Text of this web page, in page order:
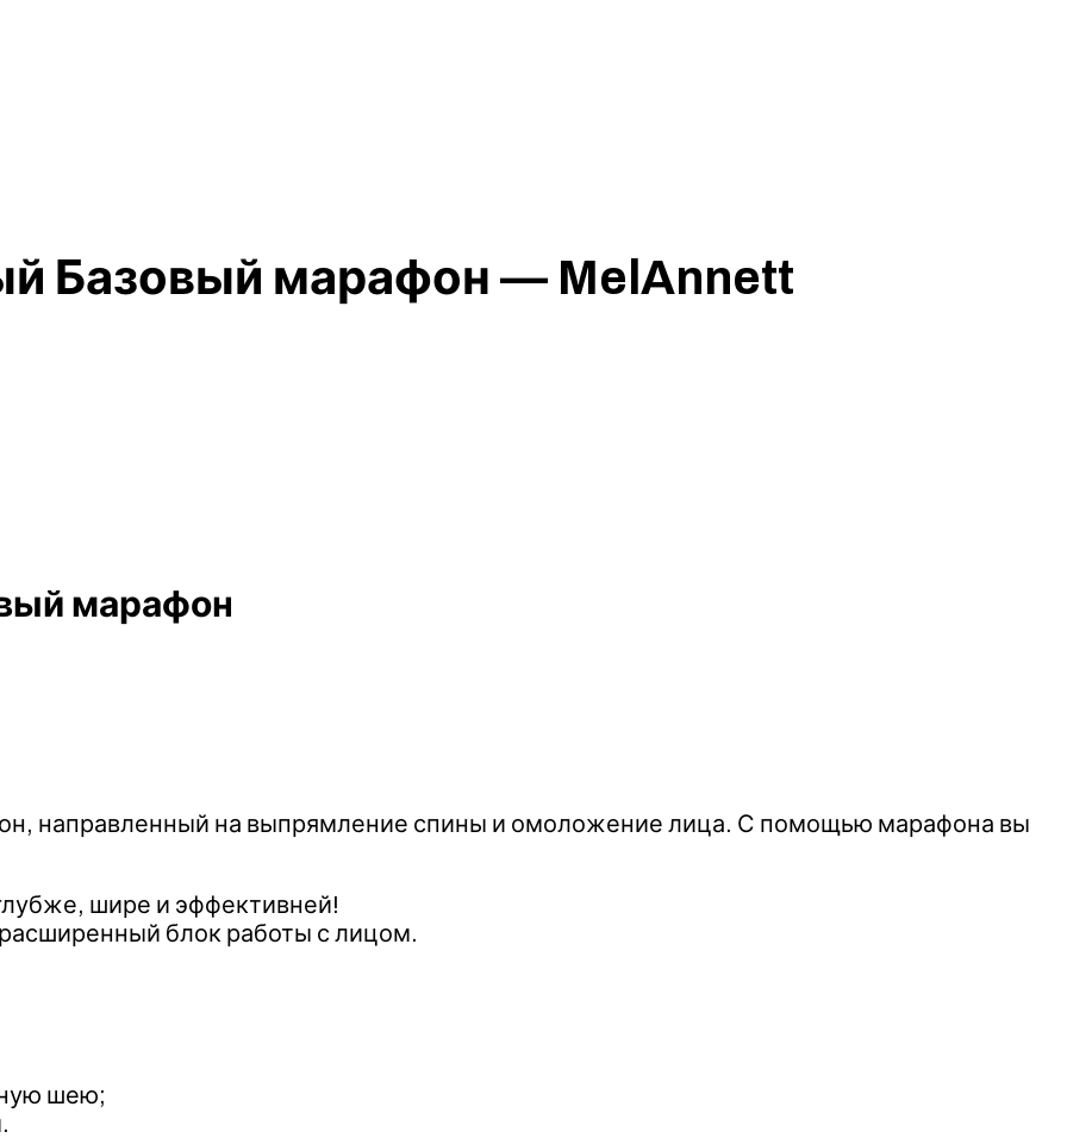
Базовый марафон — MelAnnett
марафон
направленный на выпрямление спины и омоложение лица. С помощью марафона вы
шире и эффективней!
блок работы с лицом.
шею;